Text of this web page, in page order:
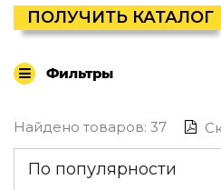
Полки и стеллажи
Консоли
Мебель для HoReCa
Корпусная мебель на заказ
Мебель для ванной
Офисная мебель
ПОЛУЧИТЬ КАТАЛОГ
Фильтры
Найдено товаров: 37
По популярности